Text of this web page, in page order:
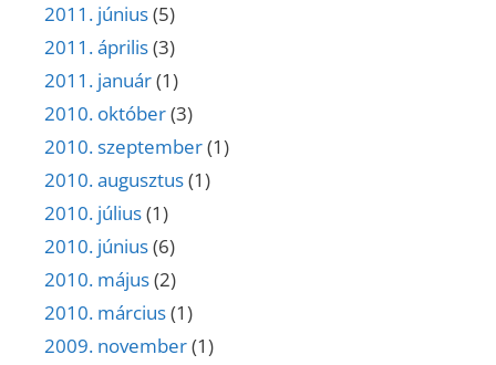
2011. június(5)
2011. április(3)
2011. január(1)
2010. október(3)
2010. szeptember(1)
2010. augusztus(1)
2010. július(1)
2010. június(6)
2010. május(2)
2010. március(1)
2009. november(1)